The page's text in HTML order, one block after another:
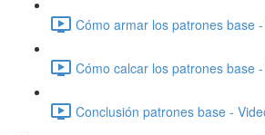
Cómo armar los patrones base
Cómo calcar los patrones base
Conclusión patrones base -